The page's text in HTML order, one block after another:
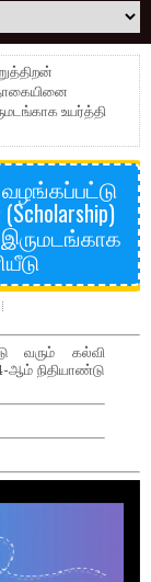
உயர்த்தி
இருமடங்காக
வரும் கல்வி
நிதியாண்டு